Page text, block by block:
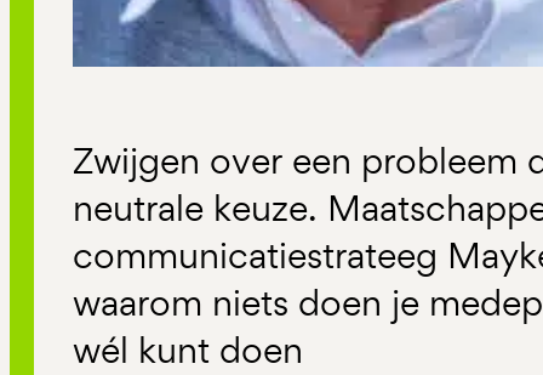
Zwijgen over een probleem
neutrale keuze.
communicatiestrateeg
waarom niets doen je
wél kunt doen